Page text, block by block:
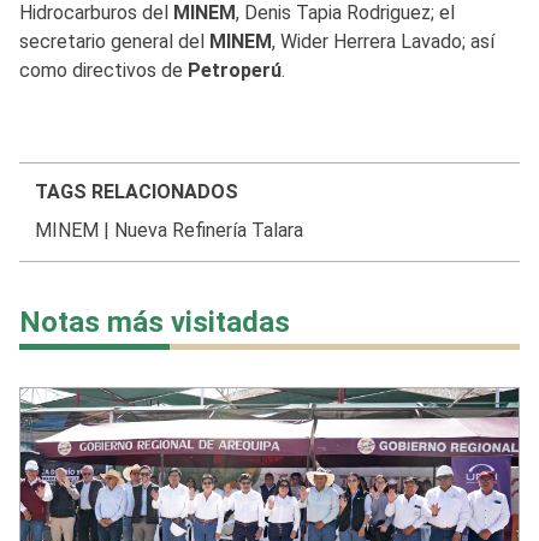
Hidrocarburos del MINEM, Denis Tapia Rodriguez; el
secretario general del MINEM, Wider Herrera Lavado; así
como directivos de Petroperú.
TAGS RELACIONADOS
MINEM
Nueva Refinería Talara
Notas más visitadas